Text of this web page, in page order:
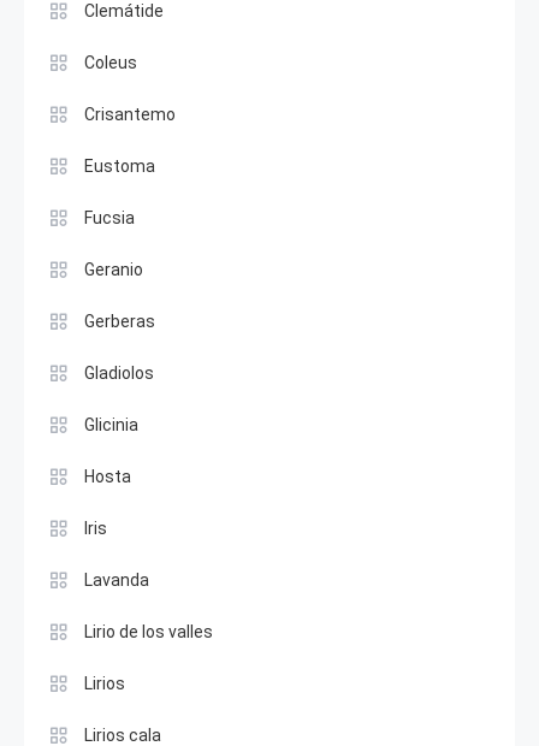
Clemátide
Coleus
Crisantemo
Eustoma
Fucsia
Geranio
Gerberas
Gladiolos
Glicinia
Hosta
Iris
Lavanda
Lirio de los valles
Lirios
Lirios cala